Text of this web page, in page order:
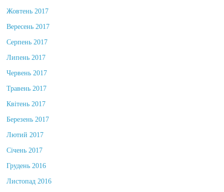
Жовтень 2017
Вересень 2017
Серпень 2017
Липень 2017
Червень 2017
Травень 2017
Квітень 2017
Березень 2017
Лютий 2017
Січень 2017
Грудень 2016
Листопад 2016